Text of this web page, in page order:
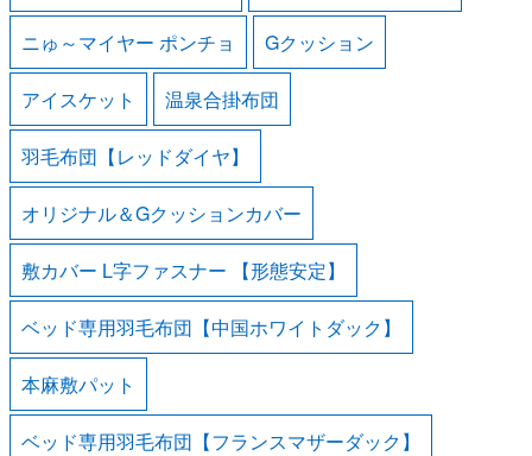
ニゅ～マイヤー ポンチョ Gクッション
アイスケット 温泉合掛布団
羽毛布団【レッドダイヤ】
オリジナル＆Gクッションカバー
敷カバー L字ファスナー 【形態安定】
ベッド専用羽毛布団【中国ホワイトダック】
本麻敷パット
ベッド専用羽毛布団【フランスマザーダック】